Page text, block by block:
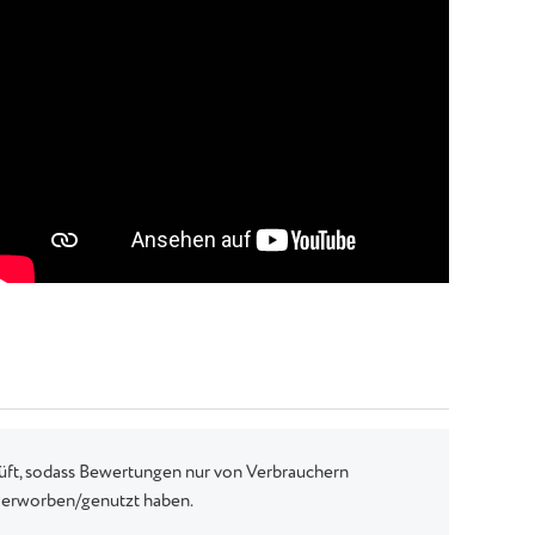
sodass Bewertungen nur von Verbrauchern
genutzt haben.